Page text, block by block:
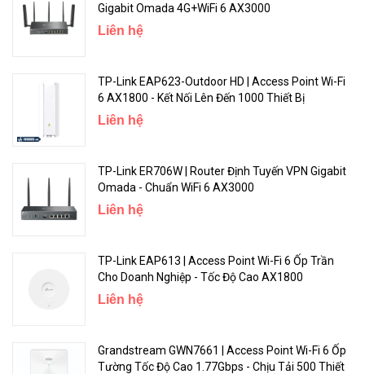
TP-Link HomeShield:Bảo Mật Nâng Cao Thiết Bị Của Bạn
nâng cao mang đến một môi trường an toàn bảo vệ dữ liệu và
quyền riêng tư của gia đình và mạng của bạn.
Gigabit Omada 4G+WiFi 6 AX3000
Liên hệ
TP-Link EAP623-Outdoor HD | Access Point Wi-Fi
6 AX1800 - Kết Nối Lên Đến 1000 Thiết Bị
Liên hệ
TP-Link ER706W | Router Định Tuyến VPN Gigabit
Omada - Chuẩn WiFi 6 AX3000
Liên hệ
TP-Link EAP613 | Access Point Wi-Fi 6 Ốp Trần
Cho Doanh Nghiệp - Tốc Độ Cao AX1800
Liên hệ
Grandstream GWN7661 | Access Point Wi-Fi 6 Ốp
Tường Tốc Độ Cao 1.77Gbps - Chịu Tải 500 Thiết